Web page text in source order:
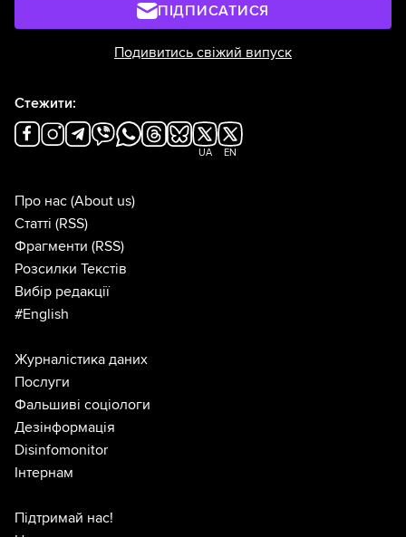
ПІДПИСАТИСЯ
Подивитись свіжий випуск
Стежити:
UA EN
Про нас (About us)
Статті (RSS)
Фрагменти (RSS)
Розсилки Текстів
Вибір редакції
#English
Журналістика даних
Послуги
Фальшиві соціологи
Дезінформація
Disinfomonitor
Інтернам
Підтримай нас!